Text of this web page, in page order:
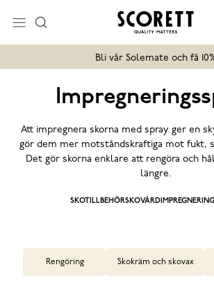
Bli vår Solemate och få
Att impregnera skorna med spray ger en
gör dem mer motståndskraftiga mot fukt,
Det gör skorna enklare att rengöra och
längre.
SKOTILLBEHÖRSKOVÅRD
Rengöring Skokräm och skovax